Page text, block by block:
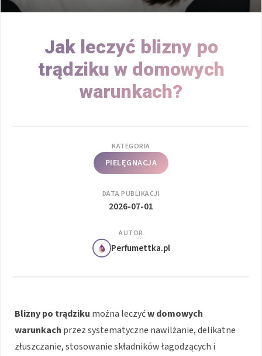
Jak leczyć blizny po
trądziku w domowych
warunkach?
KATEGORIA
PIELĘGNACJA
DATA PUBLIKACJI
2026-07-01
AUTOR
Perfumettka.pl
Blizny po trądziku można leczyćw domowych
warunkach przez systematyczne nawilżanie, delikatne
złuszczanie, stosowanie składników łagodzących i